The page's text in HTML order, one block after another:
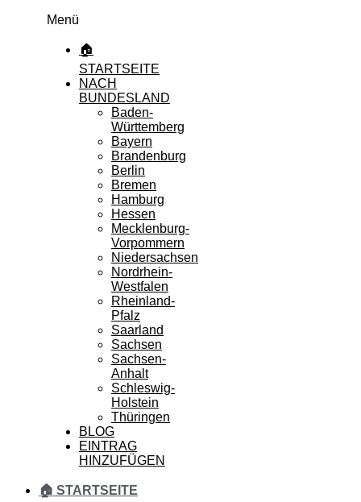
Menü
🏠
STARTSEITE
NACH
BUNDESLAND
Baden-
Württemberg
Bayern
Brandenburg
Berlin
Bremen
Hamburg
Hessen
Mecklenburg-
Vorpommern
Niedersachsen
Nordrhein-
Westfalen
Rheinland-
Pfalz
Saarland
Sachsen
Sachsen-
Anhalt
Schleswig-
Holstein
Thüringen
BLOG
EINTRAG
HINZUFÜGEN
🏠 STARTSEITE